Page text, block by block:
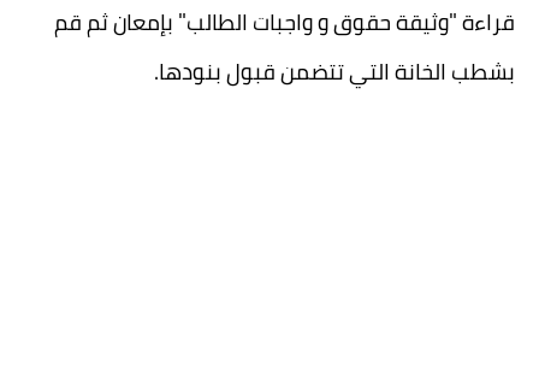
قراءة "وثيقة حقوق و واجبات الطالب" بإمعان ثم قم
بشطب الخانة التي تتضمن قبول بنودها.